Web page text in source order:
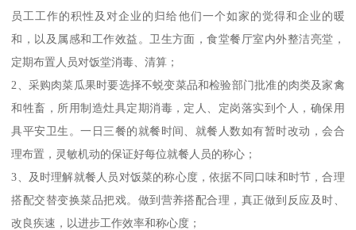
员工工作的积性及对企业的归给他们一个如家的觉得和企业的暖
和，以及属感和工作效益。卫生方面，食堂餐厅室内外整洁亮堂，
定期布置人员对饭堂消毒、清算；
2、采购肉菜瓜果时要选择不蜕变菜品和检验部门批准的肉类及家禽
和牲畜，所用制造灶具定期消毒，定人、定岗落实到个人，确保用
具平安卫生。一日三餐的就餐时间、就餐人数如有暂时改动，会合
理布置，灵敏机动的保证好每位就餐人员的称心；
3、及时理解就餐人员对饭菜的称心度，依据不同口味和时节，合理
搭配交替变换菜品把戏。做到营养搭配合理，真正做到反应及时、
改良疾速，以进步工作效率和称心度；